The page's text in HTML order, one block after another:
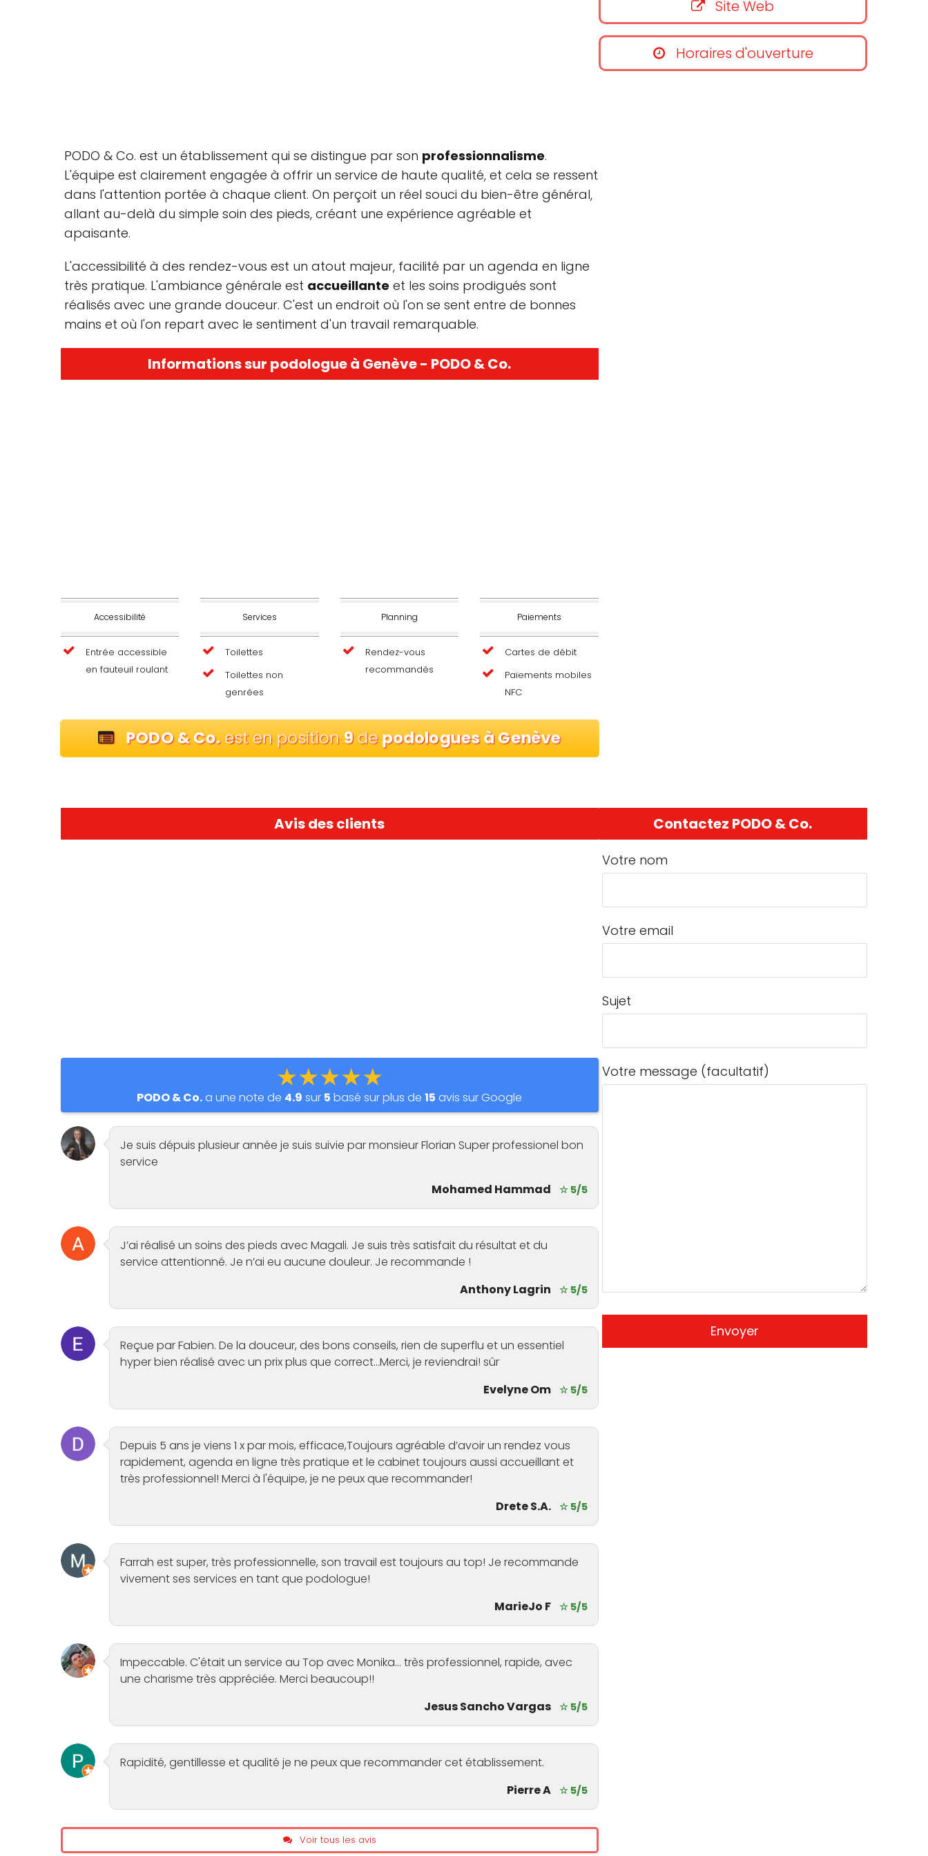
PODO & Co. est un établissement qui se distingue par son professionnalisme.
L'équipe est clairement engagée à offrir un service de haute qualité, et cela se ressent
dans l'attention portée à chaque client. On perçoit un réel souci du bien-être général,
allant au-delà du simple soin des pieds, créant une expérience agréable et
apaisante.
L'accessibilité à des rendez-vous est un atout majeur, facilité par un agenda en ligne
très pratique. L'ambiance générale est accueillante et les soins prodigués sont
réalisés avec une grande douceur. C'est un endroit où l'on se sent entre de bonnes
mains et où l'on repart avec le sentiment d'un travail remarquable.
Informations sur podologue à Genève - PODO & Co.
Accessibilité
Entrée accessible
en fauteuil roulant
Services
Toilettes
Toilettes non
genrées
Planning
Rendez-vous
recommandés
Paiements
Cartes de débit
Paiements mobiles
NFC
PODO & Co.est en position9depodologues à Genève
Site Web
Horaires d'ouverture
Avis des clients
★★★★★
PODO & Co.a une note de 4.9 sur 5 basé sur plus de15 avis sur Google
Je suis dépuis plusieur année je suis suivie par monsieur Florian Super professionel bon
service
Mohamed Hammad
☆ 5/5
J’ai réalisé un soins des pieds avec Magali. Je suis très satisfait du résultat et du
service attentionné. Je n’ai eu aucune douleur. Je recommande !
Anthony Lagrin
☆ 5/5
Reçue par Fabien. De la douceur, des bons conseils, rien de superflu et un essentiel
hyper bien réalisé avec un prix plus que correct...Merci, je reviendrai! sûr
Evelyne Om
☆ 5/5
Depuis 5 ans je viens 1 x par mois, efficace,Toujours agréable d’avoir un rendez vous
rapidement, agenda en ligne très pratique et le cabinet toujours aussi accueillant et
très professionnel! Merci à l'équipe, je ne peux que recommander!
Drete S.A.
☆ 5/5
Farrah est super, très professionnelle, son travail est toujours au top! Je recommande
vivement ses services en tant que podologue!
MarieJo F
☆ 5/5
Impeccable. C'était un service au Top avec Monika... très professionnel, rapide, avec
une charisme très appréciée. Merci beaucoup!!
Jesus Sancho Vargas
☆ 5/5
Rapidité, gentillesse et qualité je ne peux que recommander cet établissement.
Pierre A
☆ 5/5
Voir tous les avis
Contactez PODO & Co.
Votre nom
Votre email
Sujet
Votre message (facultatif)